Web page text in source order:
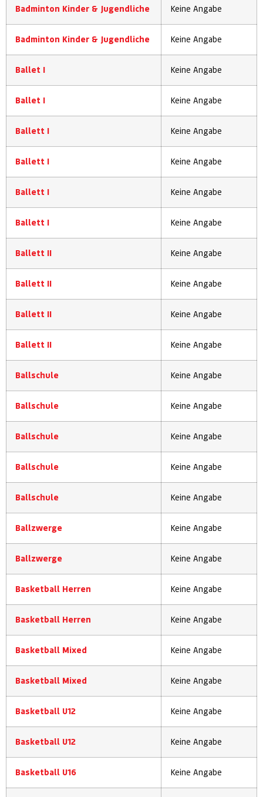
Badminton Kinder & Jugendliche Keine Angabe
Badminton Kinder & Jugendliche Keine Angabe
Ballet I Keine Angabe
Ballet I Keine Angabe
Ballett I Keine Angabe
Ballett I Keine Angabe
Ballett I Keine Angabe
Ballett I Keine Angabe
Ballett II Keine Angabe
Ballett II Keine Angabe
Ballett II Keine Angabe
Ballett II Keine Angabe
Ballschule Keine Angabe
Ballschule Keine Angabe
Ballschule Keine Angabe
Ballschule Keine Angabe
Ballschule Keine Angabe
Ballzwerge Keine Angabe
Ballzwerge Keine Angabe
Basketball Herren Keine Angabe
Basketball Herren Keine Angabe
Basketball Mixed Keine Angabe
Basketball Mixed Keine Angabe
Basketball U12 Keine Angabe
Basketball U12 Keine Angabe
Basketball U16 Keine Angabe